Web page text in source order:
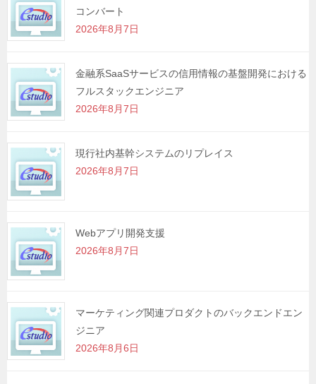
ョ
ン
コンバート
2026年8月7日
金融系SaaSサービスの信用情報の基盤開発における
フルスタックエンジニア
2026年8月7日
現行社内基幹システムのリプレイス
2026年8月7日
Webアプリ開発支援
2026年8月7日
マーケティング関連プロダクトのバックエンドエン
ジニア
2026年8月6日